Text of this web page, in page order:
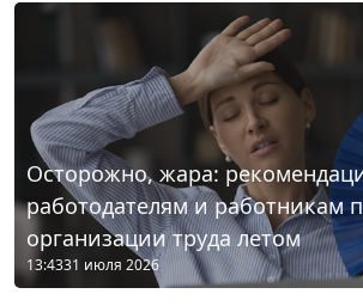
Осторожно, жара:
работодателям и работникам
организации труда летом
13:4331 июля 2026